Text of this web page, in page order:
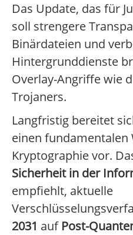
Das Update, das für
soll strengere
Binärdateien und
Hintergrunddienste
Overlay-Angriffe wie
Trojaners.
Langfristig bereitet
einen fundamentalen
Kryptographie vor.
Sicherheit in der
empfiehlt, aktuelle
2031 auf Post-